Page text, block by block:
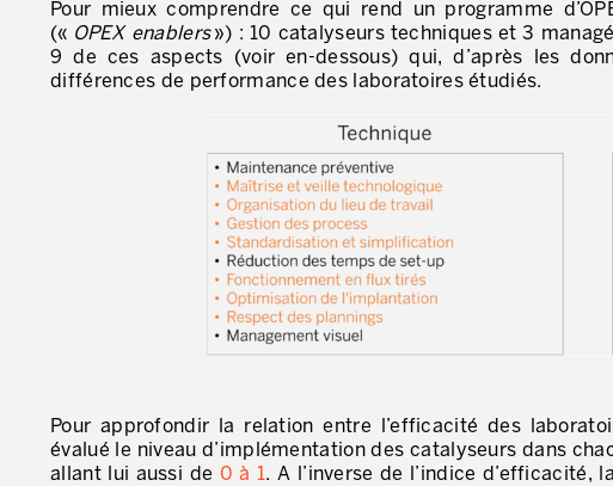
Pour mieux comprendre ce qui rend un programme
(« OPEX enablers») : 10 catalyseurs techniques et 3
9 de ces aspects (voir en-dessous) qui, d’après les
différences de performance des laboratoires étudiés.
Pour approfondir la relation entre l’efficacité des
évalué le niveau d’implémentation des catalyseurs dans
allant lui aussi de 0 à 1. A l’inverse de l’indice d’efficacité,